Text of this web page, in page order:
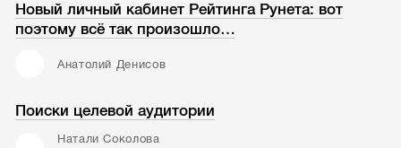
Новый личный кабинет Рейтинга Рунета: вот
поэтому всё так произошло…
Анатолий Денисов
Поиски целевой аудитории
Натали Соколова